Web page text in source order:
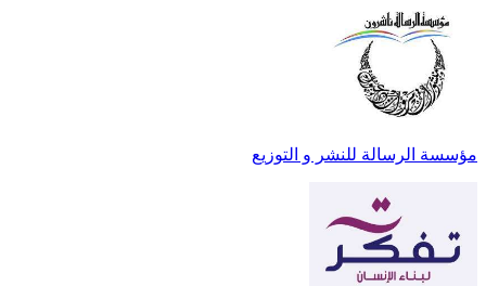
مؤسسة الرسالة للنشر و التوزيع